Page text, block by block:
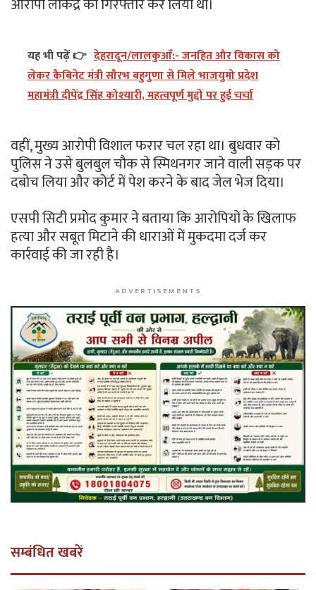
आरोपी लोकेंद्र को गिरफ्तार कर लिया था।
यह भी पढ़ें 👉 देहरादून/लालकुआँ:- जनहित और विकास को
लेकर कैबिनेट मंत्री सौरभ बहुगुणा से मिले भाजयुमो प्रदेश
महामंत्री दीपेंद्र सिंह कोश्यारी, महत्वपूर्ण मुद्दों पर हुई चर्चा
वहीं, मुख्य आरोपी विशाल फरार चल रहा था। बुधवार को
पुलिस ने उसे बुलबुल चौक से स्मिथनगर जाने वाली सड़क पर
दबोच लिया और कोर्ट में पेश करने के बाद जेल भेज दिया।
एसपी सिटी प्रमोद कुमार ने बताया कि आरोपियों के खिलाफ
हत्या और सबूत मिटाने की धाराओं में मुकदमा दर्ज कर
कार्रवाई की जा रही है।
ADVERTISEMENTS
सम्बंधित खबरें